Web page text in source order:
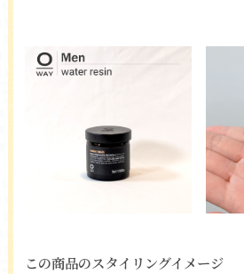
この商品のスタイリングイメージ